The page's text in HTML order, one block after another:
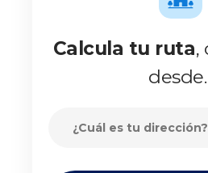
Calcula tu ruta,